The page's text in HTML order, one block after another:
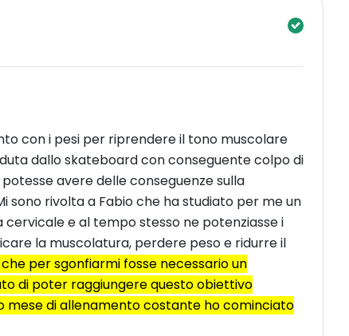
con i pesi per riprendere il tono muscolare
dallo skateboard con conseguente colpo di
avere delle conseguenze sulla
rivolta a Fabio che ha studiato per me un
e al tempo stesso ne potenziasse i
la muscolatura, perdere peso e ridurre il
per sgonfiarmi fosse necessario un
di poter raggiungere questo obiettivo
mese di allenamento costante ho cominciato